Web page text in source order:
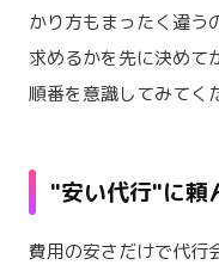
かり方もまったく違う
求めるかを先に決めて
順番を意識してみてく
"安い代行"に頼
費用の安さだけで代行